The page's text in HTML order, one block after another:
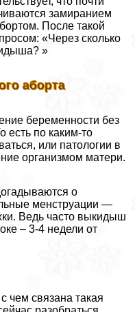
замиранием
После такой
«Через сколько
»
aбopта
беременности без
есть по каким-то
или патологии в
организмом матери.
о
мeнcтpуации —
Ведь часто выкидыш
– 3-4 недели от
чем связана такая